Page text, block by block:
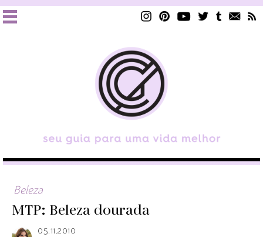
Beleza
MTP: Beleza dourada
05.11.2010